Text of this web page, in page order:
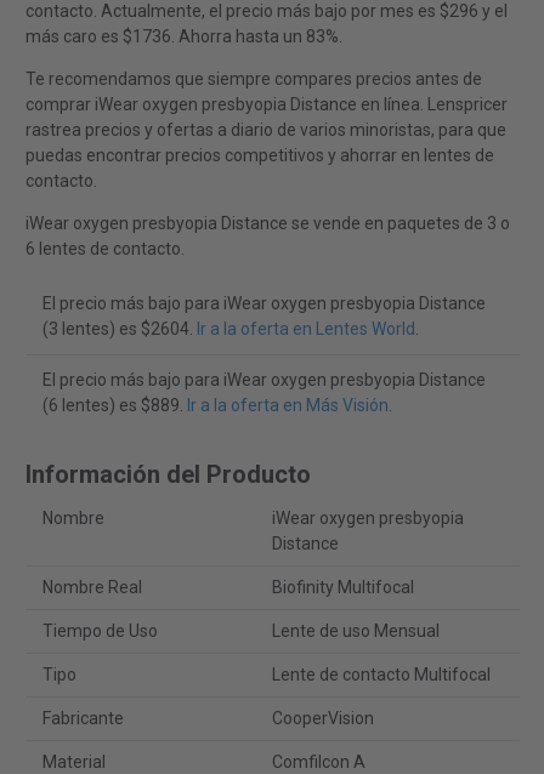
contacto. Actualmente, el precio más bajo por mes es $296 y el
más caro es $1736. Ahorra hasta un 83%.
Te recomendamos que siempre compares precios antes de
comprar iWear oxygen presbyopia Distance en línea. Lenspricer
rastrea precios y ofertas a diario de varios minoristas, para que
puedas encontrar precios competitivos y ahorrar en lentes de
contacto.
iWear oxygen presbyopia Distance se vende en paquetes de 3 o
6 lentes de contacto.
El precio más bajo para iWear oxygen presbyopia Distance
(3 lentes) es $2604. Ir a la oferta en Lentes World.
El precio más bajo para iWear oxygen presbyopia Distance
(6 lentes) es $889. Ir a la oferta en Más Visión.
Información del Producto
Nombre
iWear oxygen presbyopia
Distance
Nombre Real Biofinity Multifocal
Tiempo de Uso Lente de uso Mensual
Tipo Lente de contacto Multifocal
Fabricante CooperVision
Material Comfilcon A